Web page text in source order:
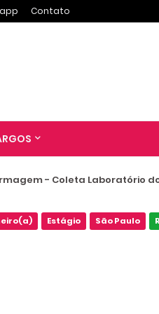
Contato
- Coleta Laboratório
Estágio São Paulo